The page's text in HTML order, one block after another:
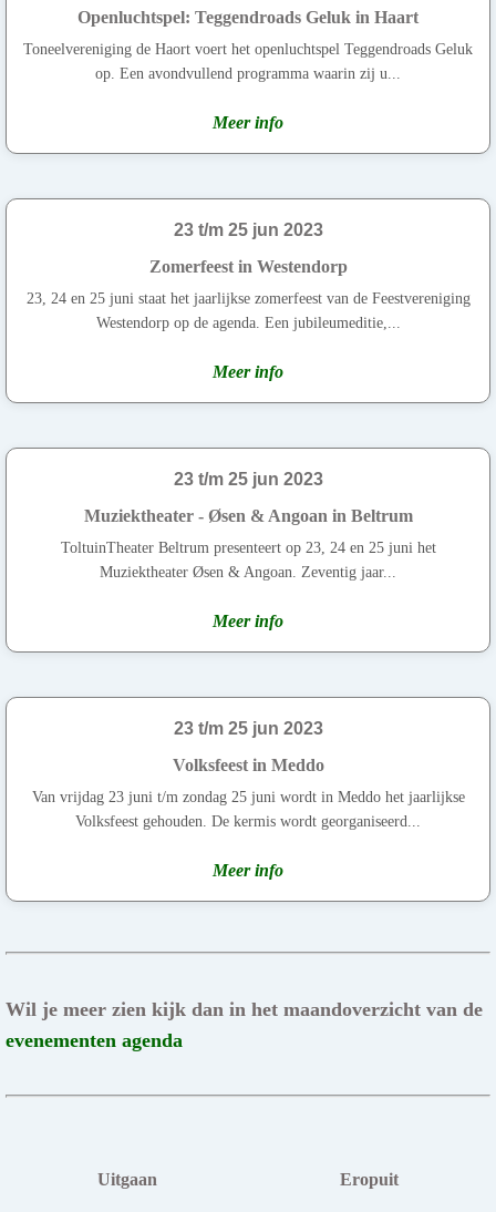
Openluchtspel: Teggendroads Geluk in Haart
Toneelvereniging de Haort voert het openluchtspel Teggendroads Geluk
op. Een avondvullend programma waarin zij u...
Meer info
23 t/m 25 jun 2023
Zomerfeest in Westendorp
23, 24 en 25 juni staat het jaarlijkse zomerfeest van de Feestvereniging
Westendorp op de agenda. Een jubileumeditie,...
Meer info
23 t/m 25 jun 2023
Muziektheater - Øsen & Angoan in Beltrum
ToltuinTheater Beltrum presenteert op 23, 24 en 25 juni het
Muziektheater Øsen & Angoan. Zeventig jaar...
Meer info
23 t/m 25 jun 2023
Volksfeest in Meddo
Van vrijdag 23 juni t/m zondag 25 juni wordt in Meddo het jaarlijkse
Volksfeest gehouden. De kermis wordt georganiseerd...
Meer info
Wil je meer zien kijk dan in het maandoverzicht van de
evenementen agenda
Uitgaan Eropuit